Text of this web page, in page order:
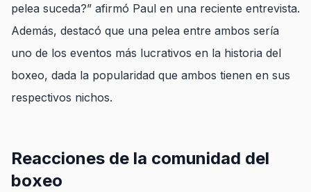
pelea suceda?” afirmó Paul en una reciente entrevista.
Además, destacó que una pelea entre ambos sería
uno de los eventos más lucrativos en la historia del
boxeo, dada la popularidad que ambos tienen en sus
respectivos nichos.
Reacciones de la comunidad del
boxeo